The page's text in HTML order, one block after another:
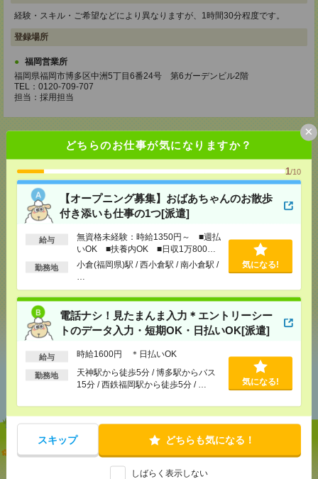
どちらのお仕事が気になりますか？
1/10
【オープニング募集】おばあちゃんのお散歩
付き添いも仕事の1つ[派遣]
給与
無資格未経験：時給1350円～ ■週払
いOK ■扶養内OK ■日収1万800円
以上
勤務地
小倉(福岡県)駅 / 西小倉駅 / 南小倉駅 /
気になる!
電話ナシ！見たまんま入力＊エントリーシー
トのデータ入力・短期OK・日払いOK[派遣]
給与 時給1600円 ＊日払いOK
勤務地
天神駅から徒歩5分 / 博多駅からバス
15分 / 西鉄福岡駅から徒歩5分 / …
気になる!
スキップ どちらも気になる！
しばらく表示しない
×
経験・スキル・ご希望などにより異なりますが、1時間30分程度です。
登録場所
福岡営業所
福岡県福岡市博多区中洲5丁目6番24号 第6ガーデンビル2階
TEL：0120-709-707
担当：採用担当
応募ページへ
メール LINEで送る
シェア ツイート ブックマーク
あなたの閲覧履歴からの
おすすめ
【オープニング募集】おばあちゃんのお散歩付き添